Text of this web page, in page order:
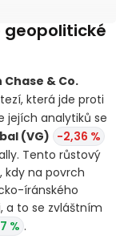
geopolitické
& Co.
která jde proti
jejích analytiků se
(VG) -2,36 %
Tento růstový
na povrch
íránského
a to se zvláštním
% .